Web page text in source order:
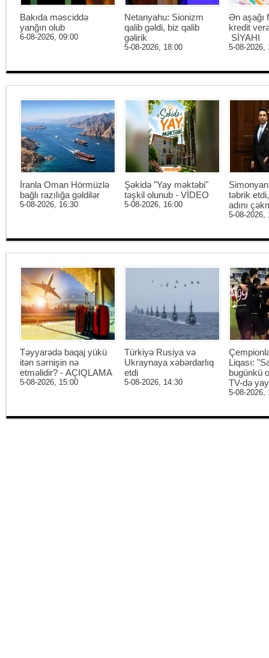
Bakıda məsciddə
yanğın olub
6-08-2026, 09:00
Netanyahu: Sionizm
qalib gəldi, biz qalib
gəlirik
5-08-2026, 18:00
Ən aşağı
kredit
SİYAHI
5-08-2026,
İranla Oman Hörmüzlə
bağlı razılığa gəldilər
5-08-2026, 16:30
Şəkidə "Yay məktəbi"
təşkil olunub - VİDEO
5-08-2026, 16:00
təbrik
adını
5-08-2026,
Təyyarədə baqaj yükü
itən sərnişin nə
etməlidir? - AÇIQLAMA
5-08-2026, 15:00
Türkiyə Rusiya və
Ukraynaya xəbərdarlıq
etdi
5-08-2026, 14:30
Liqası:
bugünkü
TV-də
5-08-2026,